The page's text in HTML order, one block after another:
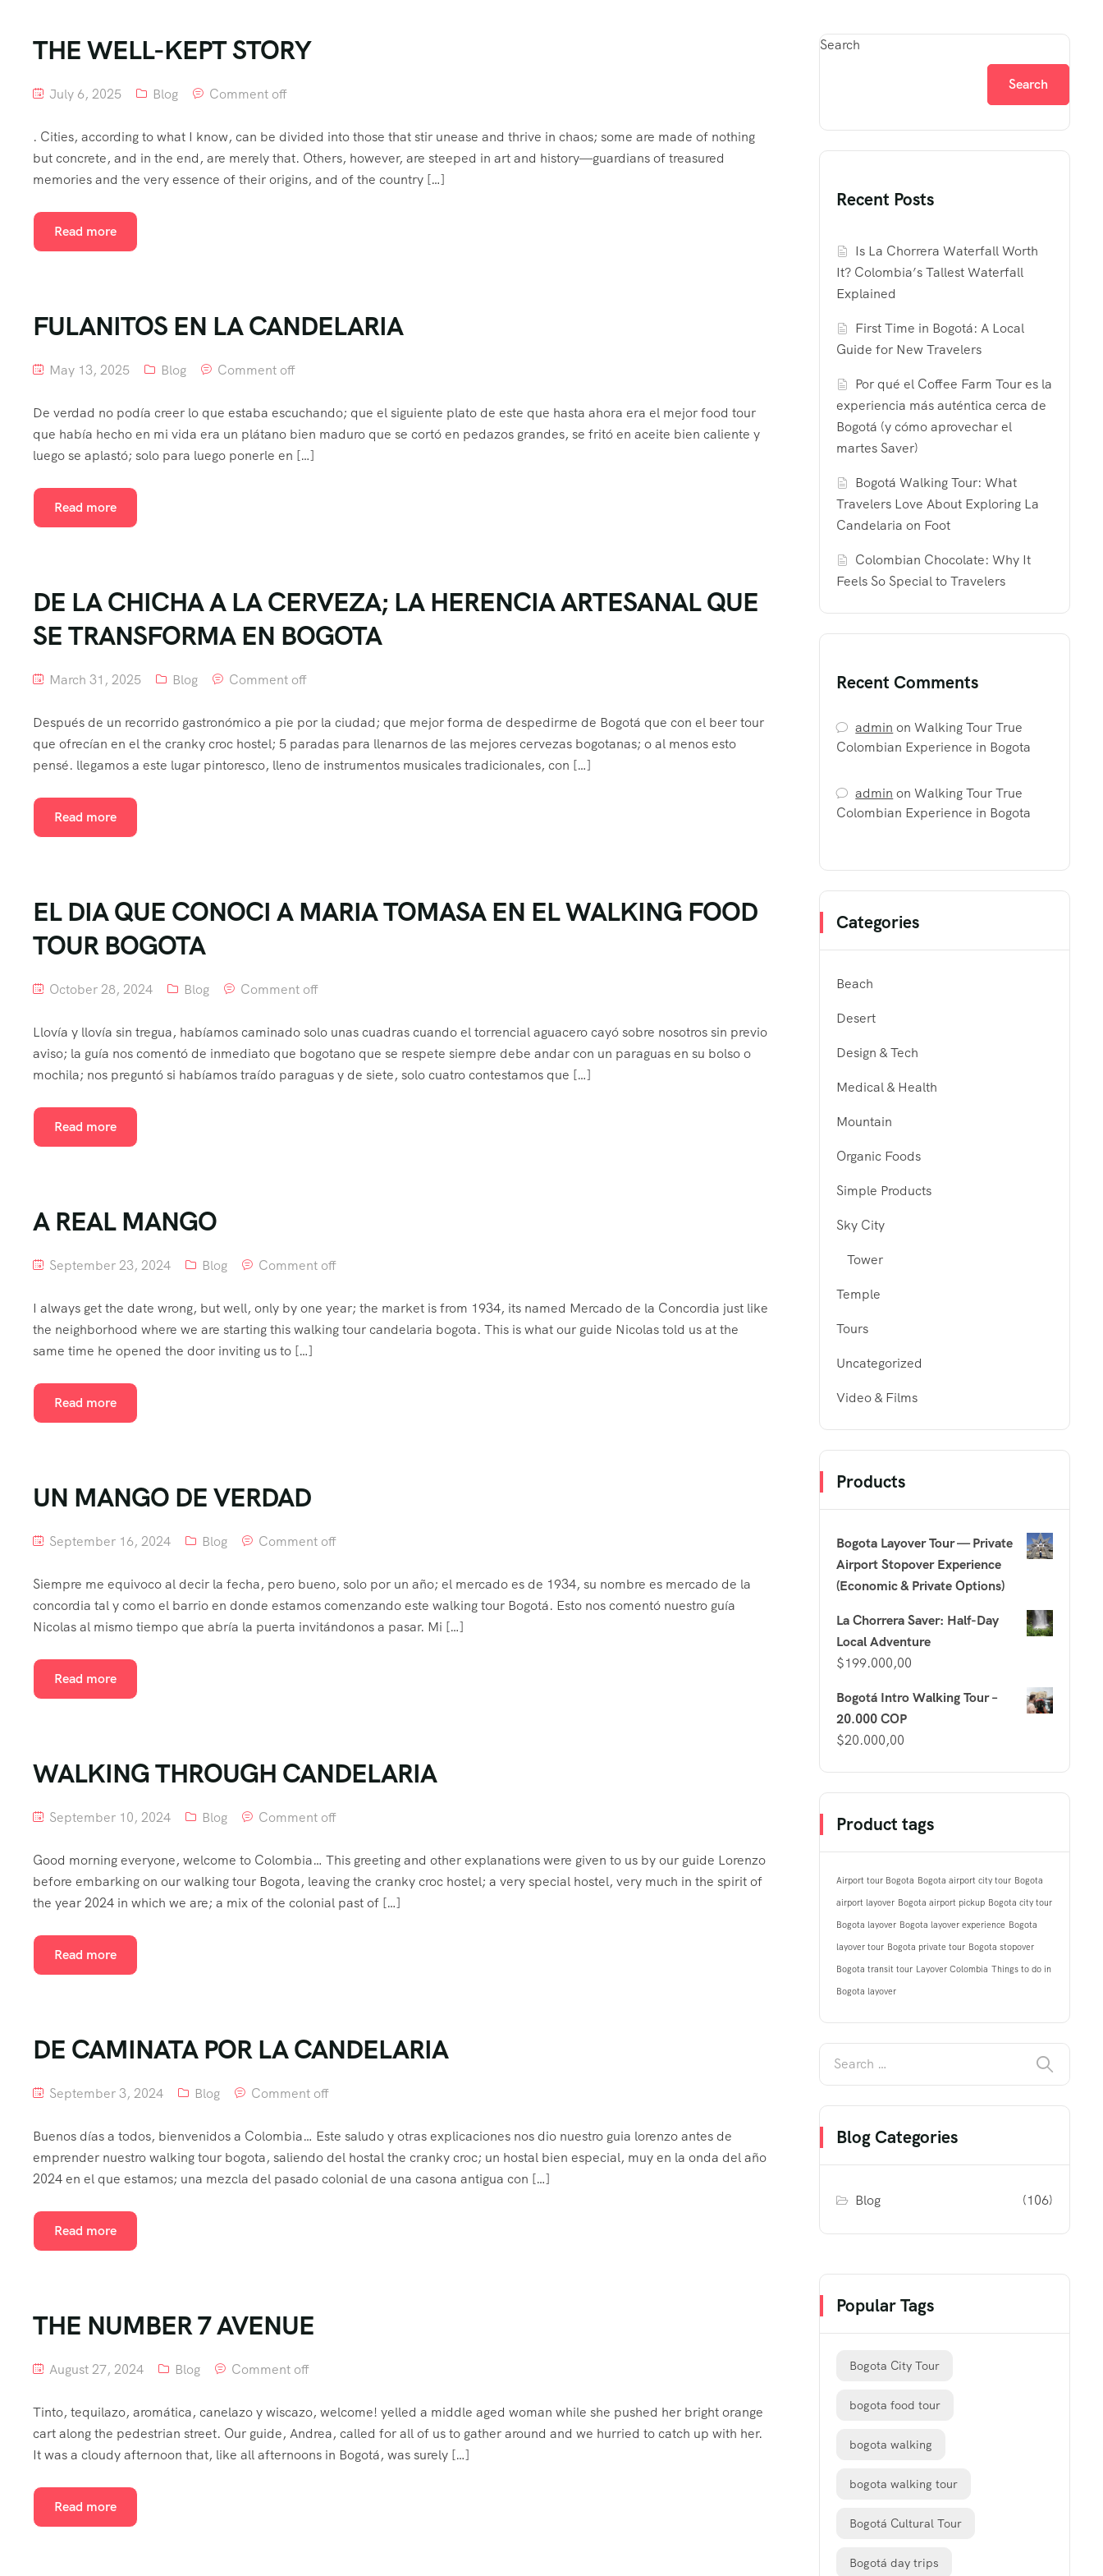
THE WELL-KEPT STORY
July 6, 2025 Blog Comment off
. Cities, according to what I know, can be divided into those that stir unease and thrive in chaos; some are made of nothing
but concrete, and in the end, are merely that. Others, however, are steeped in art and history—guardians of treasured
memories and the very essence of their origins, and of the country […]
Read more
FULANITOS EN LA CANDELARIA
May 13, 2025 Blog Comment off
De verdad no podía creer lo que estaba escuchando; que el siguiente plato de este que hasta ahora era el mejor food tour
que había hecho en mi vida era un plátano bien maduro que se cortó en pedazos grandes, se fritó en aceite bien caliente y
luego se aplastó; solo para luego ponerle en […]
Read more
DE LA CHICHA A LA CERVEZA; LA HERENCIA ARTESANAL QUE
SE TRANSFORMA EN BOGOTA
March 31, 2025 Blog Comment off
Después de un recorrido gastronómico a pie por la ciudad; que mejor forma de despedirme de Bogotá que con el beer tour
que ofrecían en el the cranky croc hostel; 5 paradas para llenarnos de las mejores cervezas bogotanas; o al menos esto
pensé. llegamos a este lugar pintoresco, lleno de instrumentos musicales tradicionales, con […]
Read more
EL DIA QUE CONOCI A MARIA TOMASA EN EL WALKING FOOD
TOUR BOGOTA
October 28, 2024 Blog Comment off
Llovía y llovía sin tregua, habíamos caminado solo unas cuadras cuando el torrencial aguacero cayó sobre nosotros sin previo
aviso; la guía nos comentó de inmediato que bogotano que se respete siempre debe andar con un paraguas en su bolso o
mochila; nos preguntó si habíamos traído paraguas y de siete, solo cuatro contestamos que […]
Read more
A REAL MANGO
September 23, 2024 Blog Comment off
I always get the date wrong, but well, only by one year; the market is from 1934, its named Mercado de la Concordia just like
the neighborhood where we are starting this walking tour candelaria bogota. This is what our guide Nicolas told us at the
same time he opened the door inviting us to […]
Read more
UN MANGO DE VERDAD
September 16, 2024 Blog Comment off
Siempre me equivoco al decir la fecha, pero bueno, solo por un año; el mercado es de 1934, su nombre es mercado de la
concordia tal y como el barrio en donde estamos comenzando este walking tour Bogotá. Esto nos comentó nuestro guía
Nicolas al mismo tiempo que abría la puerta invitándonos a pasar. Mi […]
Read more
WALKING THROUGH CANDELARIA
September 10, 2024 Blog Comment off
Good morning everyone, welcome to Colombia… This greeting and other explanations were given to us by our guide Lorenzo
before embarking on our walking tour Bogota, leaving the cranky croc hostel; a very special hostel, very much in the spirit of
the year 2024 in which we are; a mix of the colonial past of […]
Read more
DE CAMINATA POR LA CANDELARIA
September 3, 2024 Blog Comment off
Buenos días a todos, bienvenidos a Colombia… Este saludo y otras explicaciones nos dio nuestro guia lorenzo antes de
emprender nuestro walking tour bogota, saliendo del hostal the cranky croc; un hostal bien especial, muy en la onda del año
2024 en el que estamos; una mezcla del pasado colonial de una casona antigua con […]
Read more
THE NUMBER 7 AVENUE
August 27, 2024 Blog Comment off
Tinto, tequilazo, aromática, canelazo y wiscazo, welcome! yelled a middle aged woman while she pushed her bright orange
cart along the pedestrian street. Our guide, Andrea, called for all of us to gather around and we hurried to catch up with her.
It was a cloudy afternoon that, like all afternoons in Bogotá, was surely […]
Read more
Search
Search
Recent Posts
Is La Chorrera Waterfall Worth
It? Colombia’s Tallest Waterfall
Explained
First Time in Bogotá: A Local
Guide for New Travelers
Por qué el Coffee Farm Tour es la
experiencia más auténtica cerca de
Bogotá (y cómo aprovechar el
martes Saver)
Bogotá Walking Tour: What
Travelers Love About Exploring La
Candelaria on Foot
Colombian Chocolate: Why It
Feels So Special to Travelers
Recent Comments
admin onWalking Tour True
Colombian Experience in Bogota
admin onWalking Tour True
Colombian Experience in Bogota
Categories
Beach
Desert
Design & Tech
Medical & Health
Mountain
Organic Foods
Simple Products
Sky City
Tower
Temple
Tours
Uncategorized
Video & Films
Products
Bogota Layover Tour — Private
Airport Stopover Experience
(Economic & Private Options)
La Chorrera Saver: Half-Day
Local Adventure
$199.000,00
Bogotá Intro Walking Tour –
20.000 COP
$20.000,00
Product tags
Airport tour Bogota Bogota airport city tour Bogota
airport layover Bogota airport pickup Bogota city tour
Bogota layover Bogota layover experience Bogota
layover tour Bogota private tour Bogota stopover
Bogota transit tour Layover Colombia Things to do in
Bogota layover
Blog Categories
Blog (106)
Popular Tags
Bogota City Tour
bogota food tour
bogota walking
bogota walking tour
Bogotá Cultural Tour
Bogotá day trips